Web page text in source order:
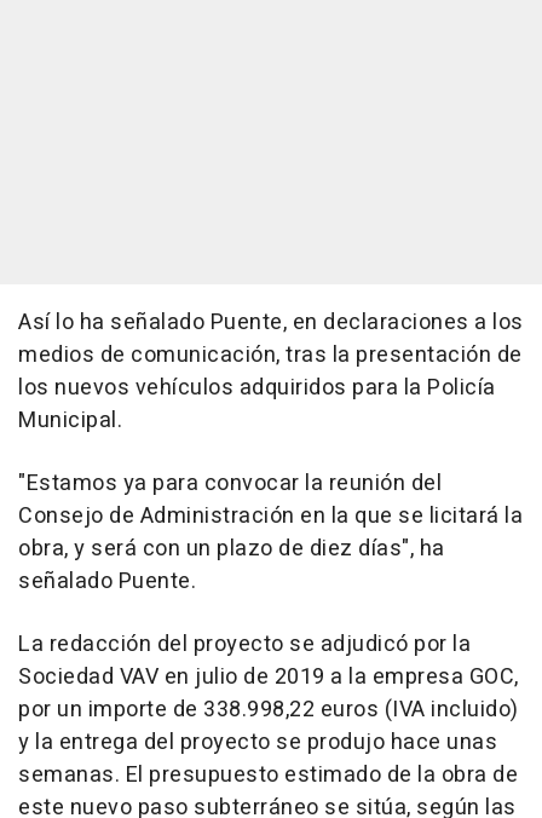
Así lo ha señalado Puente, en declaraciones a los
medios de comunicación, tras la presentación de
los nuevos vehículos adquiridos para la Policía
Municipal.
"Estamos ya para convocar la reunión del
Consejo de Administración en la que se licitará la
obra, y será con un plazo de diez días", ha
señalado Puente.
La redacción del proyecto se adjudicó por la
Sociedad VAV en julio de 2019 a la empresa GOC,
por un importe de 338.998,22 euros (IVA incluido)
y la entrega del proyecto se produjo hace unas
semanas. El presupuesto estimado de la obra de
este nuevo paso subterráneo se sitúa, según las